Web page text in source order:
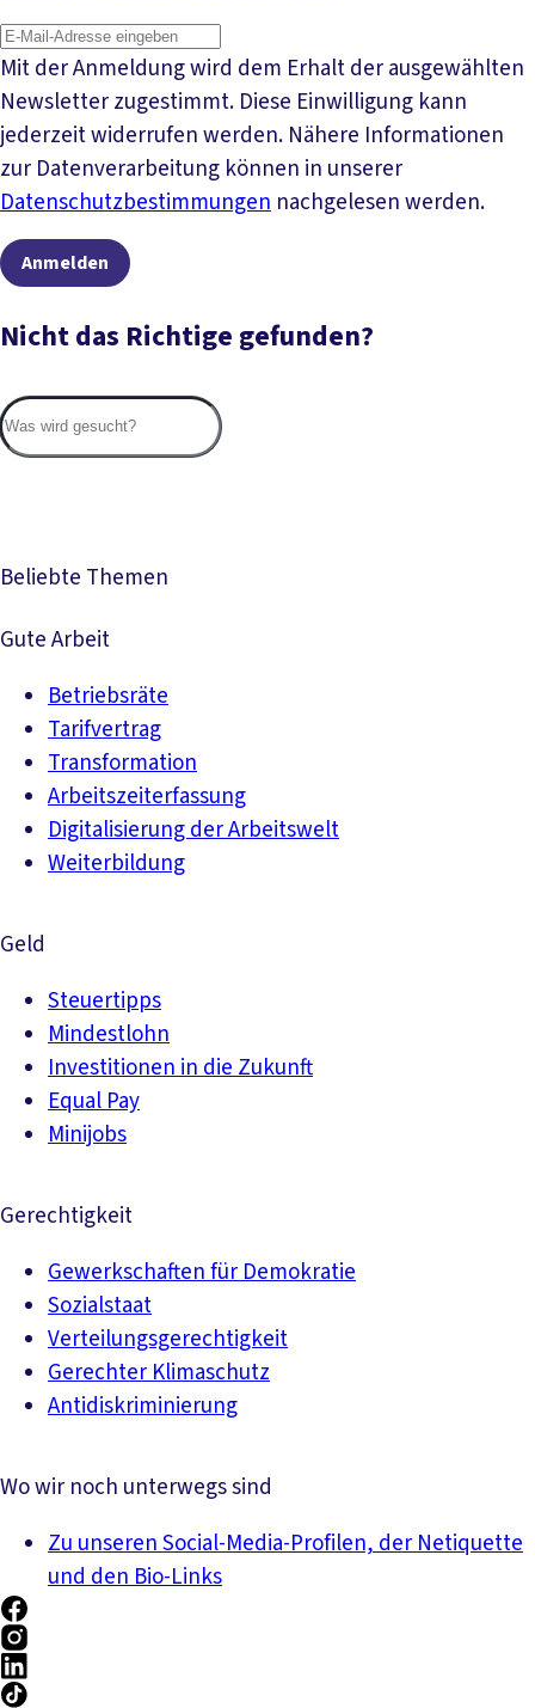
Mit der Anmeldung wird dem Erhalt der ausgewählten
Newsletter zugestimmt. Diese Einwilligung kann
jederzeit widerrufen werden. Nähere Informationen
zur Datenverarbeitung können in unserer
Datenschutzbestimmungen nachgelesen werden.
Anmelden
Nicht das Richtige gefunden?
Beliebte Themen
Gute Arbeit
Betriebsräte
Tarifvertrag
Transformation
Arbeitszeiterfassung
Digitalisierung der Arbeitswelt
Weiterbildung
Geld
Steuertipps
Mindestlohn
Investitionen in die Zukunft
Equal Pay
Minijobs
Gerechtigkeit
Gewerkschaften für Demokratie
Sozialstaat
Verteilungsgerechtigkeit
Gerechter Klimaschutz
Antidiskriminierung
Wo wir noch unterwegs sind
Zu unseren Social-Media-Profilen, der Netiquette
und den Bio-Links